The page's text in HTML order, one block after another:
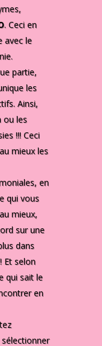
. Ceci en
avec le
partie,
les
Ainsi,
ou les
!!! Ceci
mieux les
en
qui vous
mieux,
sur une
dans
Et selon
qui sait le
en